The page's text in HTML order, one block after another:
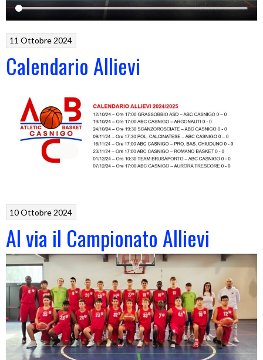
11 Ottobre 2024
Calendario Allievi
10 Ottobre 2024
Al via il Campionato Allievi